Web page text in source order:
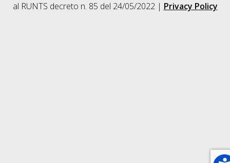
al RUNTS decreto n. 85 del 24/05/2022 | Privacy Policy